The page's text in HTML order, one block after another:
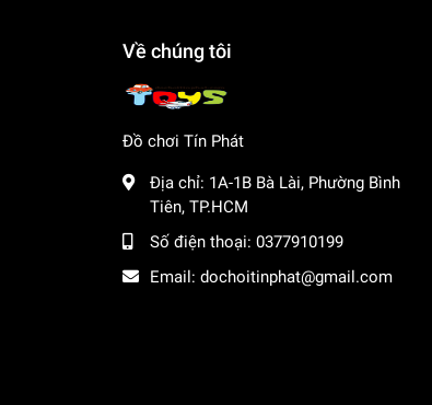
Về chúng tôi
Đồ chơi Tín Phát
Địa chỉ: 1A-1B Bà Lài, Phường Bình
Tiên, TP.HCM
Số điện thoại: 0377910199
Email: dochoitinphat@gmail.com